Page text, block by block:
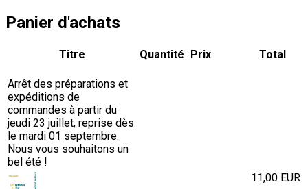
Panier d'achats
Arrêt des préparations et
expéditions de
commandes à partir du
jeudi 23 juillet, reprise dès
le mardi 01 septembre.
Nous vous souhaitons un
bel été !
Titre Quantité Prix Total
11,00 EUR